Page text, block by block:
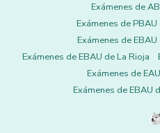
Exámenes de
Exámenes de
Exámenes de
Exámenes de EBAU de La Rioja
Exámenes de
Exámenes de EBAU